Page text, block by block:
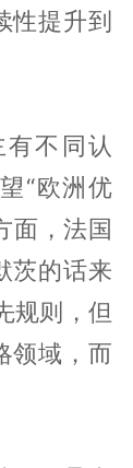
性提升到
不同认
“欧洲优
面，法国
茨的话来
规则，但
领域，而